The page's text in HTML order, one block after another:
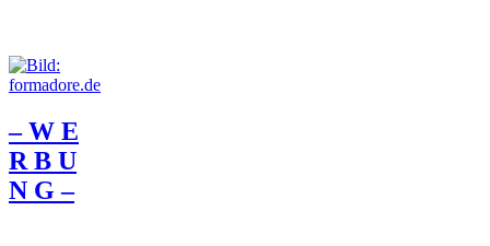
– W Ε
R Β U
Ν G –